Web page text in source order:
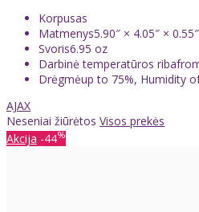
Korpusas
Matmenys5.90″ × 4.05″ × 0.55″
Svoris6.95 oz
Darbinė temperatūros
Drėgmėup to 75%, Humidity
AJAX
Neseniai žiūrėtos Visos prekės
Akcija -44%